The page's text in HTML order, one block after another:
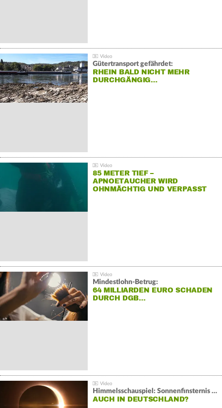
Gütertransport gefährdet:
RHEIN BALD NICHT MEHR
DURCHGÄNGIG…
85 METER TIEF –
APNOETAUCHER WIRD
OHNMÄCHTIG UND VERPASST
Mindestlohn-Betrug:
64 MILLIARDEN EURO SCHADEN
DURCH DGB…
Himmelsschauspiel: Sonnenfinsternis über Spanien
AUCH IN DEUTSCHLAND?